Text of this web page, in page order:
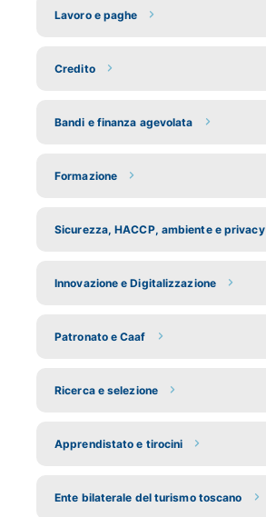
Lavoro e paghe
Credito
Bandi e finanza agevolata
Formazione
Sicurezza, HACCP, ambiente e privacy
Innovazione e Digitalizzazione
Patronato e Caaf
Ricerca e selezione
Apprendistato e tirocini
Ente bilaterale del turismo toscano